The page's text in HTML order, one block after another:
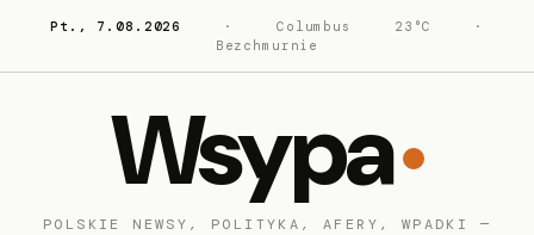
Pt., 7.08.2026 · Columbus 23°C
·
Bezchmurnie
Wsypa
POLSKIE NEWSY, POLITYKA, AFERY, WPADKI —